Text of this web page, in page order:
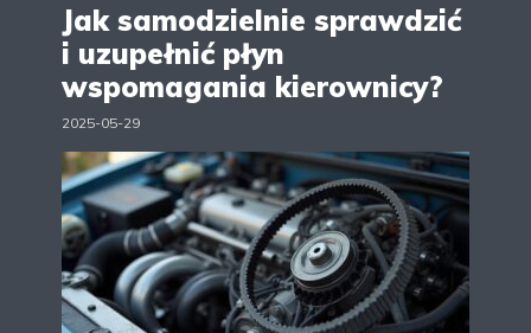
Jak samodzielnie sprawdzić
i uzupełnić płyn
wspomagania kierownicy?
2025-05-29